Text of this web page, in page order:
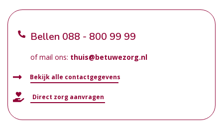
Bellen 088 - 800 99 99
of mail ons: thuis@betuwezorg.nl
Bekijk alle contactgegevens
Direct zorg aanvragen